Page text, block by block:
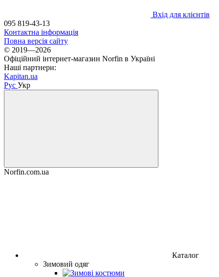
Вхід для клієнтів
095 819-43-13
Контактна інформація
Повна версія сайту
© 2019—2026
Офіційний інтернет-магазин Norfin в Україні
Наші партнери:
Kapitan.ua
Рус Укр
Norfin.com.ua
Каталог
Зимовий одяг